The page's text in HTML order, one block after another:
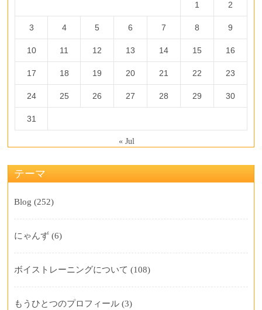
1 2
3 4 5 6 7 8 9
10 11 12 13 14 15 16
17 18 19 20 21 22 23
24 25 26 27 28 29 30
31
« Jul
テーマ
Blog (252)
にゃんず (6)
ボイストレーニングについて (108)
もうひとつのプロフィール (3)